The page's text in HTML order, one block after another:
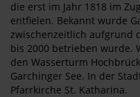
die erst im Jahr 1818 im
entfielen. Bekannt wurde
zwischenzeitlich aufgrund
bis 2000 betrieben wurde.
den Wasserturm
Garchinger See. In der
Pfarrkirche St. Katharina.